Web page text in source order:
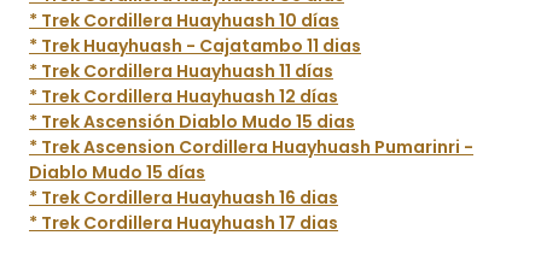
* Trek Cordillera Huayhuash 10 días
* Trek Huayhuash - Cajatambo 11 dias
* Trek Cordillera Huayhuash 11 días
* Trek Cordillera Huayhuash 12 días
* Trek Ascensión Diablo Mudo 15 dias
* Trek Ascension Cordillera Huayhuash Pumarinri -
Diablo Mudo 15 días
* Trek Cordillera Huayhuash 16 dias
* Trek Cordillera Huayhuash 17 dias